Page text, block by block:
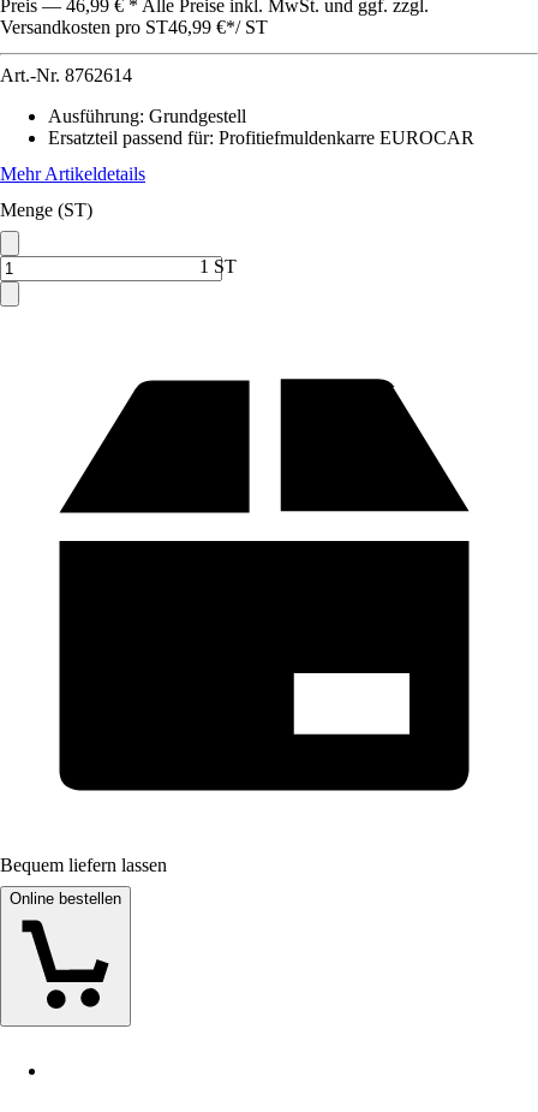
Preis — 46,99 € * Alle Preise inkl. MwSt. und ggf. zzgl.
Versandkosten pro ST46,99 €*/ ST
Art.-Nr. 8762614
Ausführung: Grundgestell
Ersatzteil passend für: Profitiefmuldenkarre EUROCAR
Mehr Artikeldetails
Menge (ST)
1 ST
Bequem liefern lassen
Online bestellen